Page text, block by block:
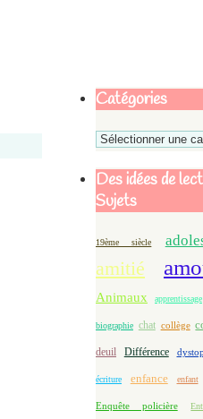
Catégories
Catégories
Des idées de
Sujets
19ème siècle
amitié
Animaux apprentissage
biographie chat collège
deuil Différence
écriture enfance enfant
Enquête policière